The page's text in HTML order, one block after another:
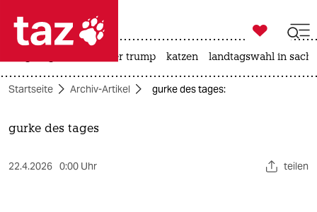
 taz zahl ich
taz zahl ich
themen
politik

taz zahl ich
usa unter trump katzen landtagswahl in
Startseite Archiv-Artikel gurke des tages:
gurke des tages
22.4.2026 0:00 Uhr teilen